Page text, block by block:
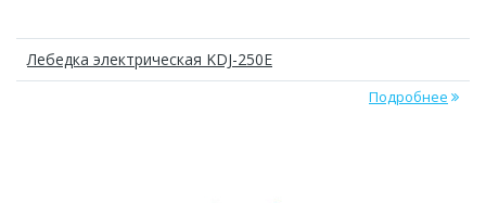
Лебедка электрическая KDJ-250E
Подробнее